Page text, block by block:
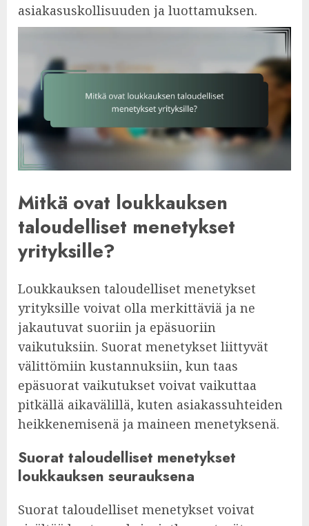
asiakasuskollisuuden ja luottamuksen.
Mitkä ovat loukkauksen
taloudelliset menetykset
yrityksille?
Loukkauksen taloudelliset menetykset
yrityksille voivat olla merkittäviä ja ne
jakautuvat suoriin ja epäsuoriin
vaikutuksiin. Suorat menetykset liittyvät
välittömiin kustannuksiin, kun taas
epäsuorat vaikutukset voivat vaikuttaa
pitkällä aikavälillä, kuten asiakassuhteiden
heikkenemisenä ja maineen menetyksenä.
Suorat taloudelliset menetykset
loukkauksen seurauksena
Suorat taloudelliset menetykset voivat